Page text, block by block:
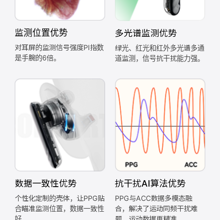
监测位置优势
对耳屏的监测信号强度PI指数
是手腕的6倍。
多光谱监测优势
绿光、红光和红外多光谱多通
道监测，信号抗干扰能力强。
数据一致性优势
个性化定制的壳体，让PPG贴
合瞄准监测位置，数据一致性
抗干扰AI算法优势
PPG与ACC数据多模态融
合，解决了运动同频干扰难